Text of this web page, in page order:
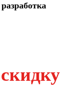
скидку